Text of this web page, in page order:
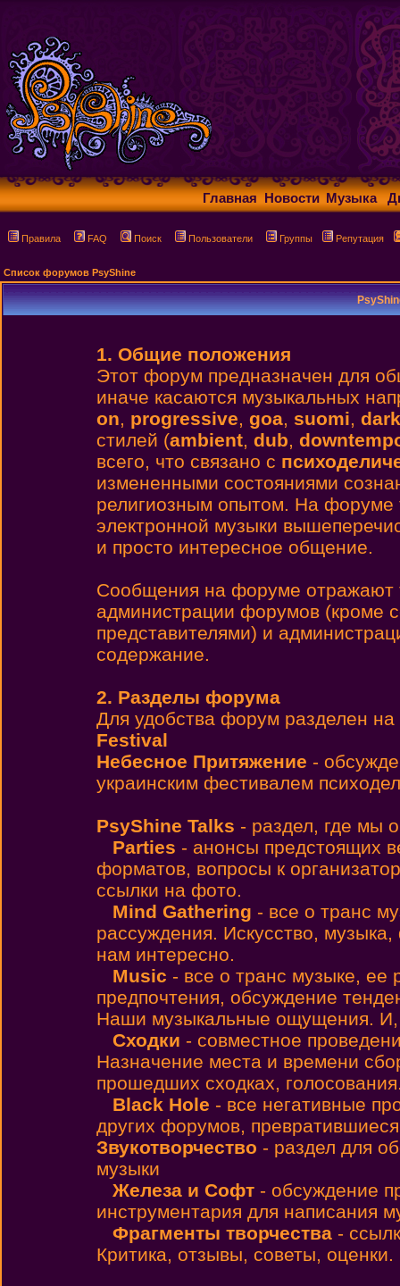
Главная Новости Музыка
Правила FAQ Поиск Пользователи Группы Репутация
Список форумов PsyShine
1. Общие положения
Этот форум предназначен для
иначе касаются музыкальных
on, progressive, goa, suomi, dark
стилей (ambient, dub,
всего, что связано с
измененными состояниями
религиозным опытом. На форуме
электронной музыки
и просто интересное общение.
Cообщения на форуме отражают
администрации форумов (кроме
представителями) и
содержание.
2. Разделы форума
Для удобства форум разделен на
Festival
Небесное Притяжение -
украинским фестивалем
PsyShine Talks - раздел, где мы
Parties - анонсы предстоящих
форматов, вопросы к
ссылки на фото.
Mind Gathering - все о транс
рассуждения. Искусство,
нам интересно.
Music - все о транс музыке,
предпочтения, обсуждение
Наши музыкальные ощущения. И,
Сходки - совместное
Назначение места и времени
прошедших сходках,
Black Hole - все негативные
других форумов,
Звукотворчество - раздел для
музыки
Железа и Софт - обсуждение
инструментария для написания
Фрагменты творчества -
Критика, отзывы, советы, оценки.